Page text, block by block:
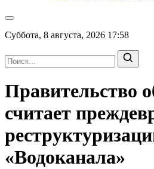
Суббота, 8 августа, 2026 17:58
Правительство
считает
«Водоканала»